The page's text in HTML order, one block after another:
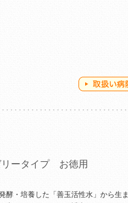
ータイプ お徳用
酵・培養した「善玉活性水」から生ま